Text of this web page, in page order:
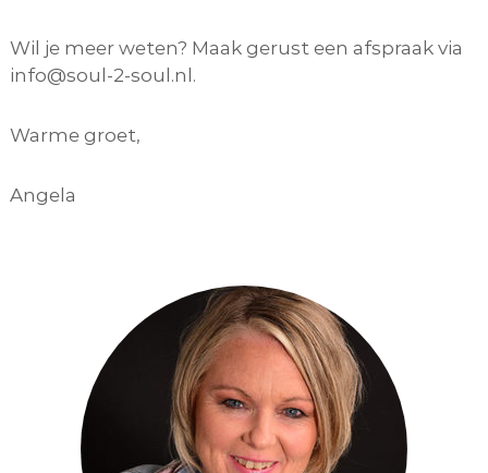
Wil je meer weten? Maak gerust een afspraak via
info@soul-2-soul.nl.
Warme groet,
Angela